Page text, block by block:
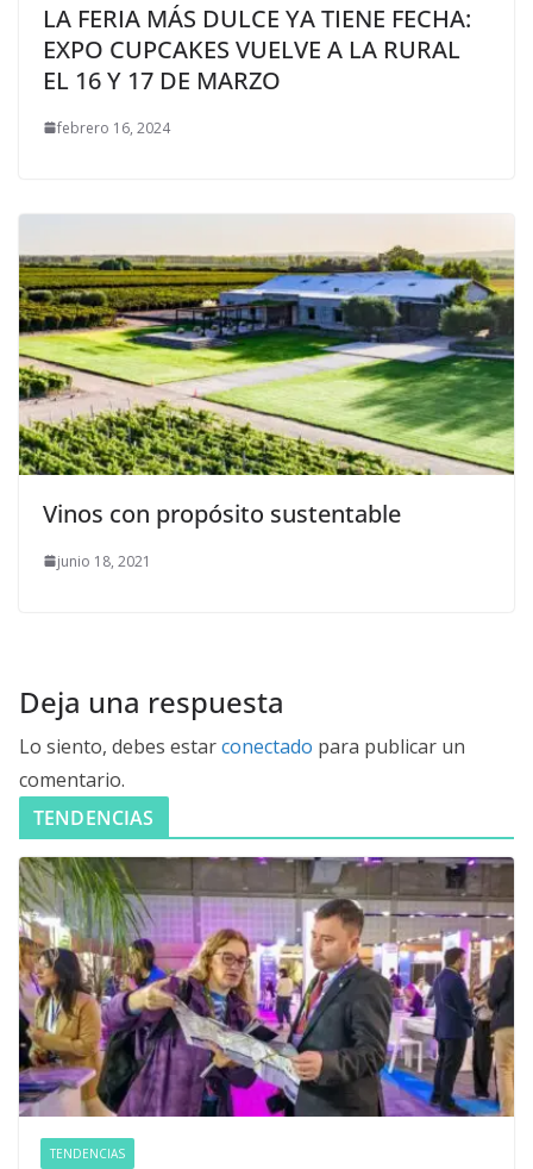
LA FERIA MÁS DULCE YA TIENE FECHA:
EXPO CUPCAKES VUELVE A LA RURAL
EL 16 Y 17 DE MARZO
febrero 16, 2024
Vinos con propósito sustentable
junio 18, 2021
Deja una respuesta
Lo siento, debes estarconectado para publicar un
comentario.
TENDENCIAS
TENDENCIAS